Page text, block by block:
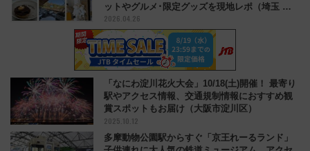
ットやグルメ･限定グッズを現地レポ（埼玉 飯
能市）
2026.04.26
「なにわ淀川花火大会」10/18(土)開催！ 最寄り
駅やアクセス情報、交通規制情報におすすめ観
賞スポットもお届け（大阪市淀川区）
2025.10.12
多摩動物公園駅からすぐ「京王れーるランド」